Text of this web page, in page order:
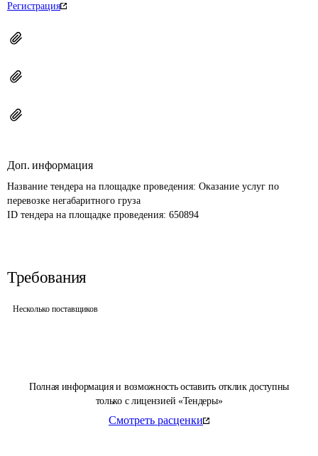
Полная информация и возможность оставить отклик доступны
только с лицензией «Тендеры»
Смотреть расценки
Регистрация
Доп. информация
Название тендера на площадке проведения: Оказание услуг по
перевозке негабаритного груза
ID тендера на площадке проведения: 650894
Требования
Несколько поставщиков